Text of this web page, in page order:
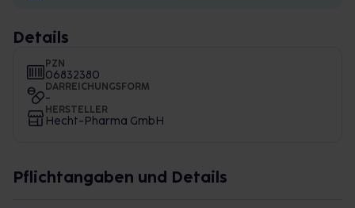
Details
PZN
06832380
DARREICHUNGSFORM
-
HERSTELLER
Hecht-Pharma GmbH
Pflichtangaben und Details